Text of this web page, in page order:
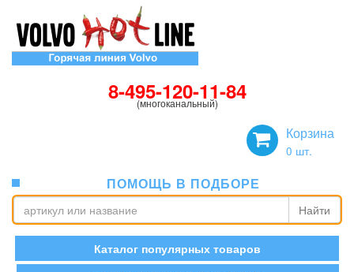
8-495-120-11-84
(многоканальный)
Корзина
0 шт.
ПОМОЩЬ В ПОДБОРЕ
Найти
Каталог популярных товаров